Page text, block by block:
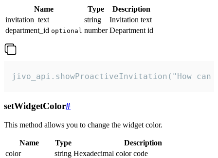
Name Type
Description
invitation_text
string
Invitation text
department_id optional number Department id
jivo_api.showProactiveInvitation("How
setWidgetColor#
This method allows you to change the widget color.
Name Type
Description
color
string Hexadecimal color code